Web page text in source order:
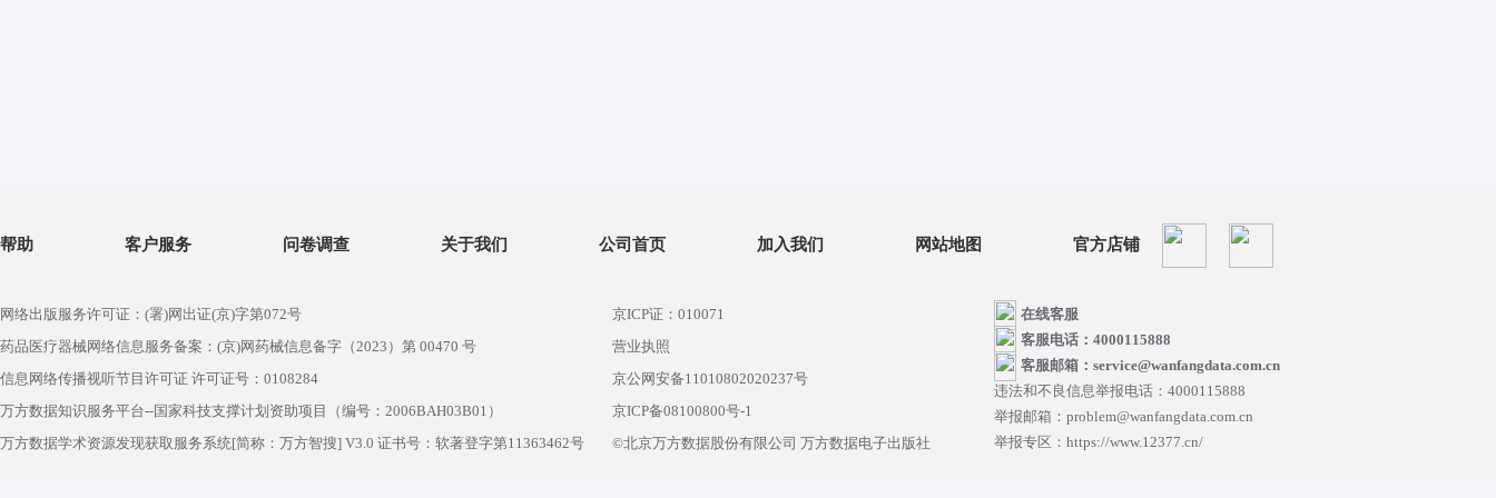
帮助 客户服务 问卷调查 关于我们 公司首页 加入我们 网站地图 官方店铺
网络出版服务许可证：(署)网出证(京)字第072号
药品医疗器械网络信息服务备案：(京)网药械信息备字（2023）第 00470 号
信息网络传播视听节目许可证 许可证号：0108284
万方数据知识服务平台--国家科技支撑计划资助项目（编号：2006BAH03B01）
万方数据学术资源发现获取服务系统[简称：万方智搜] V3.0 证书号：软著登字第11363462号
京ICP证：010071
营业执照
京公网安备11010802020237号
京ICP备08100800号-1
©北京万方数据股份有限公司 万方数据电子出版社
在线客服
客服电话：4000115888
客服邮箱：service@wanfangdata.com.cn
违法和不良信息举报电话：4000115888
举报邮箱：problem@wanfangdata.com.cn
举报专区：https://www.12377.cn/